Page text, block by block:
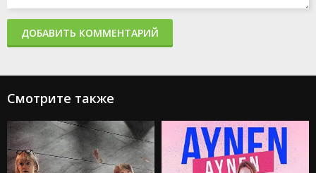
ДОБАВИТЬ КОММЕНТАРИЙ
Смотрите также